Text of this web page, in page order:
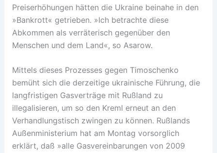
Preiserhöhungen hätten die Ukraine beinahe in den
»Bankrott« getrieben. »Ich betrachte diese
Abkommen als verräterisch gegenüber den
Menschen und dem Land«, so Asarow.
Mittels dieses Prozesses gegen Timoschenko
bemüht sich die derzeitige ukrainische Führung, die
langfristigen Gasverträge mit Rußland zu
illegalisieren, um so den Kreml erneut an den
Verhandlungstisch zwingen zu können. Rußlands
Außenministerium hat am Montag vorsorglich
erklärt, daß »alle Gasvereinbarungen von 2009